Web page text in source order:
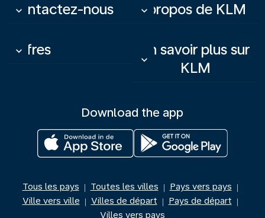
Contactez-nous
keyboard_arrow_down À propos de KLM
keyboard_arrow_down
Offres
keyboard_arrow_down
En savoir plus sur
KLM
keyboard_arrow_down
Download the app
Tous les pays | Toutes les villes | Pays vers pays |
Ville vers ville | Villes de départ | Pays de départ |
Villes vers pays